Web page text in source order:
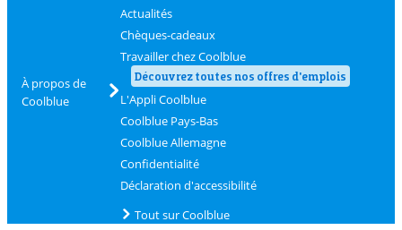
À propos de
Coolblue
Actualités
Chèques-cadeaux
Travailler chez Coolblue
Découvrez toutes nos offres d'emplois
L'Appli Coolblue
Coolblue Pays-Bas
Coolblue Allemagne
Confidentialité
Déclaration d'accessibilité
Tout sur Coolblue